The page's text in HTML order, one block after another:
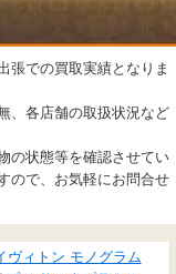
張での買取実績となりま
、各店舗の取扱状況など
の状態等を確認させてい
ので、お気軽にお問合せ